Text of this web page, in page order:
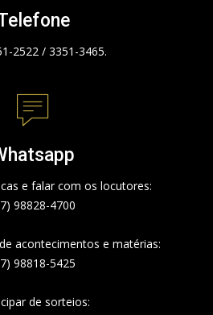
2522 / 3351-3465.
e falar com os locutores:
98828-4700
acontecimentos e matérias:
98818-5425
de sorteios: